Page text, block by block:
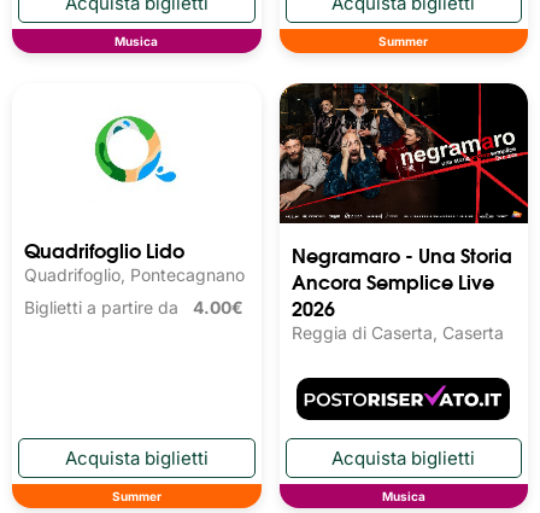
Musica Summer
Quadrifoglio Lido
Quadrifoglio, Pontecagnano
Biglietti a partire da 4.00€
Summer
Negramaro - Una Storia
Ancora Semplice Live
2026
Reggia di Caserta, Caserta
Musica